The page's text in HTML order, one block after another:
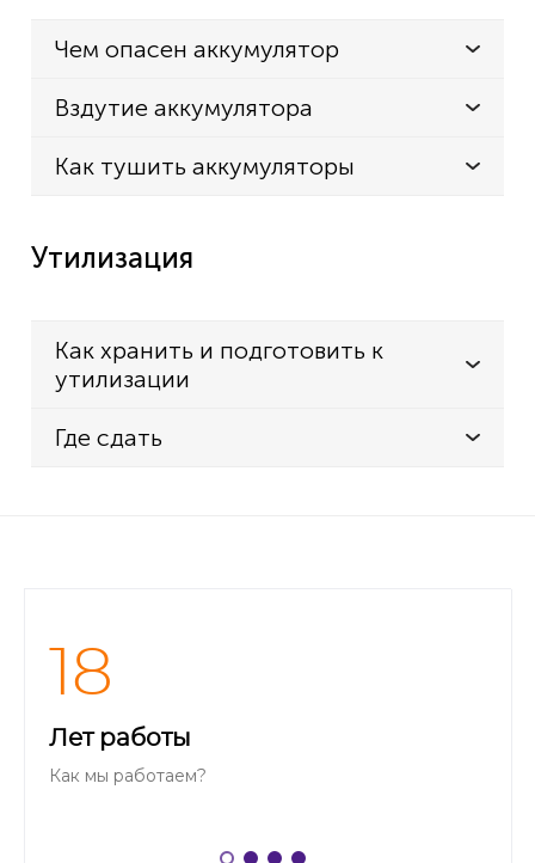
Чем опасен аккумулятор
Вздутие аккумулятора
Как тушить аккумуляторы
Утилизация
Как хранить и подготовить к
утилизации
Где сдать
18
Лет работы
Как мы работаем?